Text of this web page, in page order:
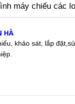
máy chiếu các
HÀ
khảo sát, lắp